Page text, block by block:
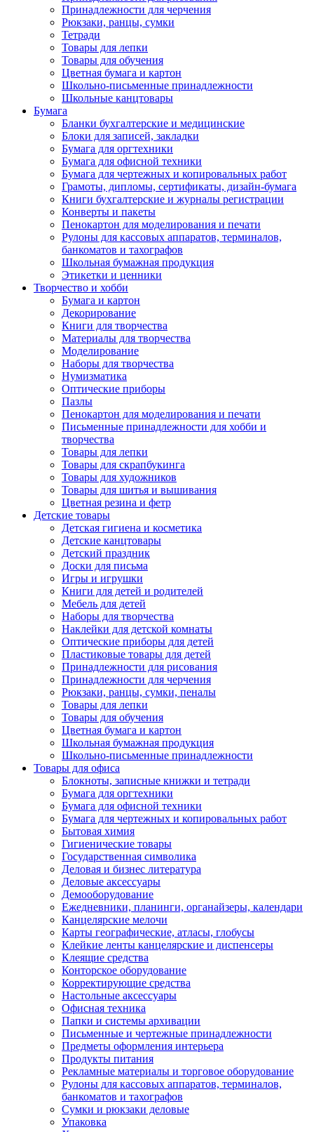
Принадлежности для черчения
Рюкзаки, ранцы, сумки
Тетради
Товары для лепки
Товары для обучения
Цветная бумага и картон
Школьно-письменные принадлежности
Школьные канцтовары
Бумага
Бланки бухгалтерские и медицинские
Блоки для записей, закладки
Бумага для оргтехники
Бумага для офисной техники
Бумага для чертежных и копировальных работ
Грамоты, дипломы, сертификаты, дизайн-бумага
Книги бухгалтерские и журналы регистрации
Конверты и пакеты
Пенокартон для моделирования и печати
Рулоны для кассовых аппаратов, терминалов,
банкоматов и тахографов
Школьная бумажная продукция
Этикетки и ценники
Творчество и хобби
Бумага и картон
Декорирование
Книги для творчества
Материалы для творчества
Моделирование
Наборы для творчества
Нумизматика
Оптические приборы
Пазлы
Пенокартон для моделирования и печати
Письменные принадлежности для хобби и
творчества
Товары для лепки
Товары для скрапбукинга
Товары для художников
Товары для шитья и вышивания
Цветная резина и фетр
Детские товары
Детская гигиена и косметика
Детские канцтовары
Детский праздник
Доски для письма
Игры и игрушки
Книги для детей и родителей
Мебель для детей
Наборы для творчества
Наклейки для детской комнаты
Оптические приборы для детей
Пластиковые товары для детей
Принадлежности для рисования
Принадлежности для черчения
Рюкзаки, ранцы, сумки, пеналы
Товары для лепки
Товары для обучения
Цветная бумага и картон
Школьная бумажная продукция
Школьно-письменные принадлежности
Товары для офиса
Блокноты, записные книжки и тетради
Бумага для оргтехники
Бумага для офисной техники
Бумага для чертежных и копировальных работ
Бытовая химия
Гигиенические товары
Государственная символика
Деловая и бизнес литература
Деловые аксессуары
Демооборудование
Ежедневники, планинги, органайзеры, календари
Канцелярские мелочи
Карты географические, атласы, глобусы
Клейкие ленты канцелярские и диспенсеры
Клеящие средства
Конторское оборудование
Корректирующие средства
Настольные аксессуары
Офисная техника
Папки и системы архивации
Письменные и чертежные принадлежности
Предметы оформления интерьера
Продукты питания
Рекламные материалы и торговое оборудование
Рулоны для кассовых аппаратов, терминалов,
банкоматов и тахографов
Сумки и рюкзаки деловые
Упаковка